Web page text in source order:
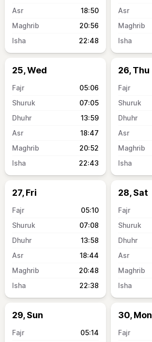
18:50
20:56
22:48
25, Wed
05:06
07:05
13:59
18:47
20:52
22:43
26, Thu
27, Fri
05:10
07:08
13:58
18:44
20:48
22:38
28, Sat
29, Sun
05:14
30, Mon